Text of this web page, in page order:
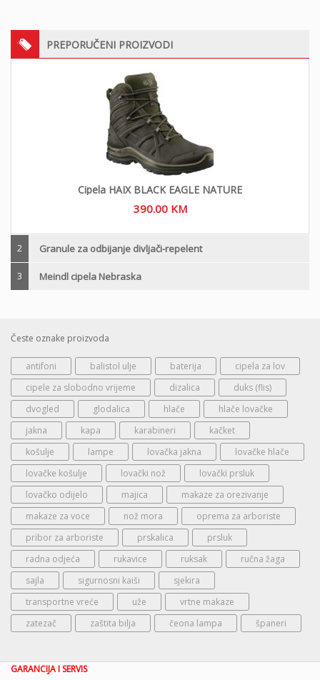
PREPORUČENI PROIZVODI
Cipela HAIX BLACK EAGLE NATURE
390.00 KM
2 Granule za odbijanje divljači-repelent
3 Meindl cipela Nebraska
Česte oznake proizvoda
antifoni balistol ulje baterija
cipela za lov
cipele za slobodno vrijeme
dizalica
duks (flis)
dvogled
glodalica hlače
hlače lovačke
jakna
kapa karabineri
kačket
košulje
lampe lovačka jakna
lovačke hlače
lovačke košulje
lovački nož
lovački prsluk
lovačko odijelo
majica
makaze za orezivanje
makaze za voce
nož mora
oprema za arboriste
pribor za arboriste
prskalica
prsluk
radna odjeća
rukavice ruksak
ručna žaga
sajla
sigurnosni kaiši
sjekira
transportne vreće
uže
vrtne makaze
zatezač
zaštita bilja čeona lampa španeri
GARANCIJA I SERVIS